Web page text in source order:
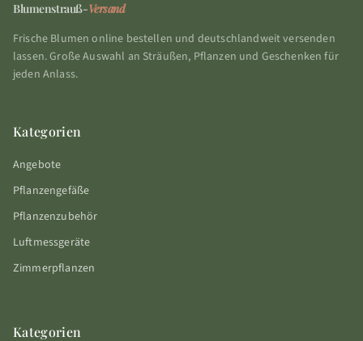
Blumenstrauß-Versand
Frische Blumen online bestellen und deutschlandweit versenden
lassen. Große Auswahl an Sträußen, Pflanzen und Geschenken für
jeden Anlass.
Kategorien
Angebote
Pflanzengefäße
Pflanzenzubehör
Luftmessgeräte
Zimmerpflanzen
Kategorien